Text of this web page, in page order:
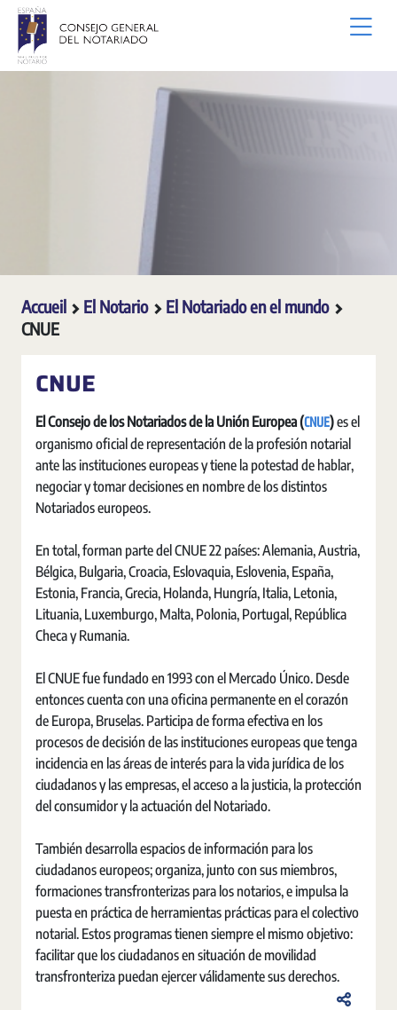
Saut au contenu principal
Accueil El Notario
El Notariado en el mundo
CNUE
CNUE
El Consejo de los Notariados de la Unión Europea (CNUE)es el
organismo oficial de representación de la profesión notarial
ante las instituciones europeas y tiene la potestad de hablar,
negociar y tomar decisiones en nombre de los distintos
Notariados europeos.
En total, forman parte del CNUE 22 países: Alemania, Austria,
Bélgica, Bulgaria, Croacia, Eslovaquia, Eslovenia, España,
Estonia, Francia, Grecia, Holanda, Hungría, Italia, Letonia,
Lituania, Luxemburgo, Malta, Polonia, Portugal, República
Checa y Rumania.
El CNUE fue fundado en 1993 con el Mercado Único. Desde
entonces cuenta con una oficina permanente en el corazón
de Europa, Bruselas. Participa de forma efectiva en los
procesos de decisión de las instituciones europeas que tenga
incidencia en las áreas de interés para la vida jurídica de los
ciudadanos y las empresas, el acceso a la justicia, la protección
del consumidor y la actuación del Notariado.
También desarrolla espacios de información para los
ciudadanos europeos; organiza, junto con sus miembros,
formaciones transfronterizas para los notarios, e impulsa la
puesta en práctica de herramientas prácticas para el colectivo
notarial. Estos programas tienen siempre el mismo objetivo:
facilitar que los ciudadanos en situación de movilidad
transfronteriza puedan ejercer válidamente sus derechos.